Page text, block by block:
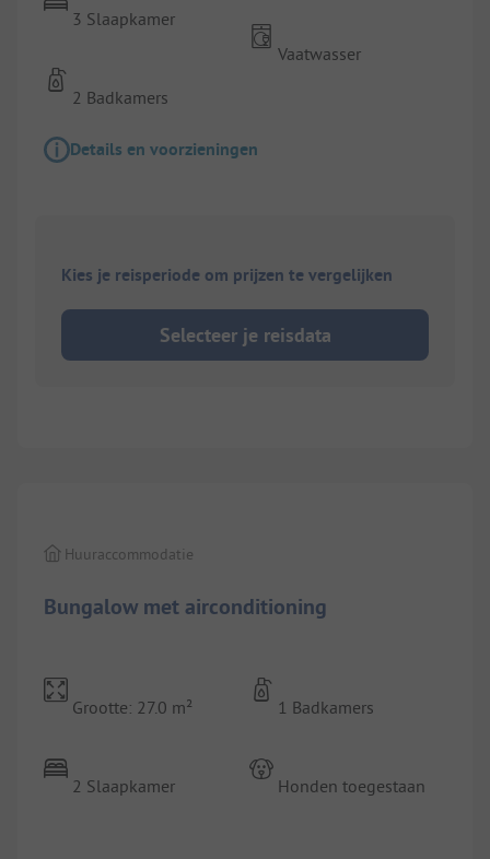
3 Slaapkamer
2 Badkamers
Vaatwasser
Details en voorzieningen
Kies je reisperiode om prijzen te vergelijken
Selecteer je reisdata
Bungalow met airconditioning
Huuraccommodatie
Grootte: 27.0 m²
2 Slaapkamer
1 Badkamers
Honden toegestaan